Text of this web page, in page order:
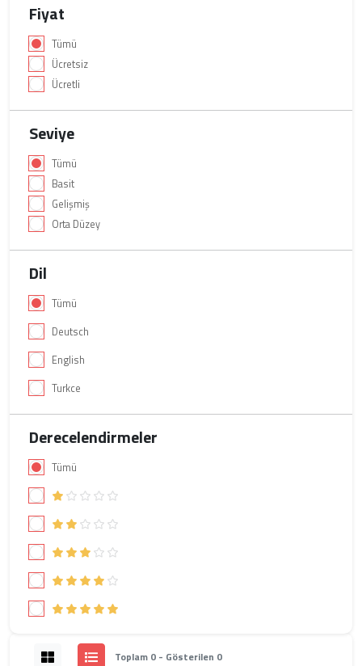
Fiyat
Tümü
Ücretsiz
Ücretli
Seviye
Tümü
Basit
Gelişmiş
Orta Düzey
Dil
Tümü
Deutsch
English
Turkce
Derecelendirmeler
Tümü
Toplam 0 - Gösterilen 0